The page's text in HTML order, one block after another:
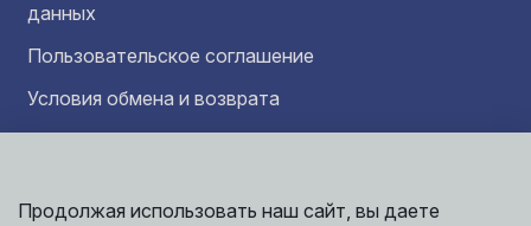
данных
Пользовательское соглашение
Условия обмена и возврата
Информация представленная на сайте
Продолжая использовать наш сайт, вы даете